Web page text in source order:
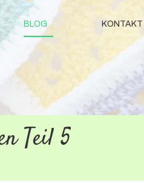
BLOG KONTAKT
Teil 5